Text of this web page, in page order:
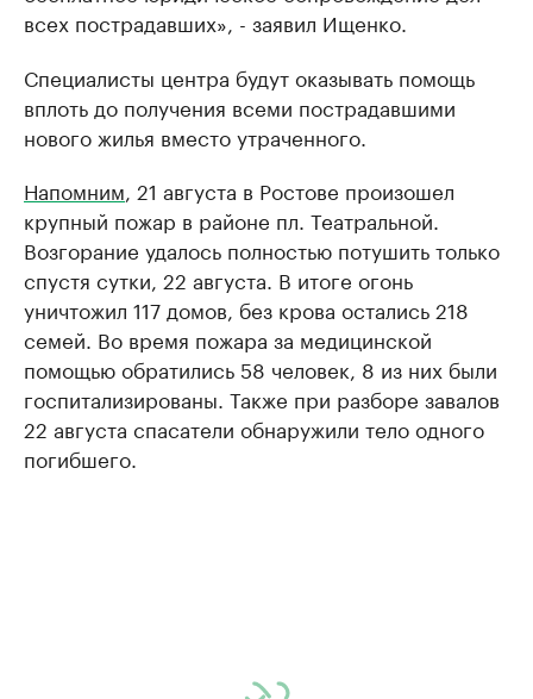
всех пострадавших», - заявил Ищенко.
Специалисты центра будут оказывать помощь
вплоть до получения всеми пострадавшими
нового жилья вместо утраченного.
Напомним , 21 августа в Ростове произошел
крупный пожар в районе пл. Театральной.
Возгорание удалось полностью потушить только
спустя сутки, 22 августа. В итоге огонь
уничтожил 117 домов, без крова остались 218
семей. Во время пожара за медицинской
помощью обратились 58 человек, 8 из них были
госпитализированы. Также при разборе завалов
22 августа спасатели обнаружили тело одного
погибшего.